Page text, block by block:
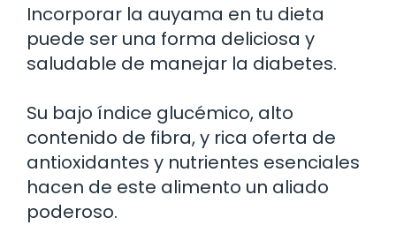
Incorporar la auyama en tu dieta
puede ser una forma deliciosa y
saludable de manejar la diabetes.
Su bajo índice glucémico, alto
contenido de fibra, y rica oferta de
antioxidantes y nutrientes esenciales
hacen de este alimento un aliado
poderoso.